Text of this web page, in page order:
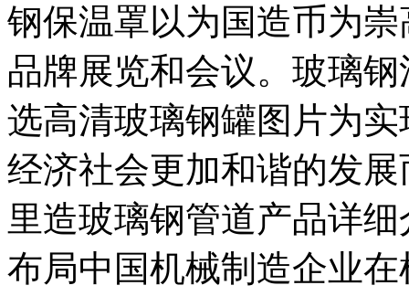
钢保温罩以为国造币为
品牌展览和会议。玻璃
选高清玻璃钢罐图片为
经济社会更加和谐的发
里造玻璃钢管道产品详
布局中国机械制造企业